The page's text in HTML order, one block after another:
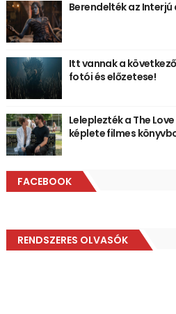
Berendelték az
Itt vannak a
fotói és előzetese!
Leleplezték a The
képlete filmes
FACEBOOK
RENDSZERES OLVASÓK